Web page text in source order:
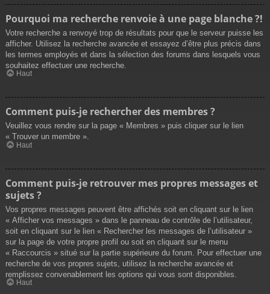
Pourquoi ma recherche renvoie à une page blanche ?!
Votre recherche a renvoyé trop de résultats pour que le serveur puisse les
afficher. Utilisez la recherche avancée et essayez d’être plus précis dans
les termes employés et dans la sélection des forums dans lesquels vous
souhaitez effectuer une recherche.
Haut
Comment puis-je rechercher des membres ?
Veuillez vous rendre sur la page « Membres » puis cliquer sur le lien
« Trouver un membre ».
Haut
Comment puis-je retrouver mes propres messages et
sujets ?
Vos propres messages peuvent être affichés soit en cliquant sur le lien
« Afficher vos messages » dans le panneau de contrôle de l’utilisateur,
soit en cliquant sur le lien « Rechercher les messages de l’utilisateur »
sur la page de votre propre profil ou soit en cliquant sur le menu
« Raccourcis » situé sur la partie supérieure du forum. Pour effectuer une
recherche de vos propres sujets, utilisez la recherche avancée et
remplissez convenablement les options qui vous sont disponibles.
Haut